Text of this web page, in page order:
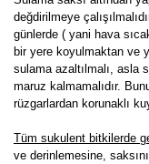
değdirilmeye
günlerde ( yani hava
bir yere koyulmaktan ve
sulama azaltılmalı, asla
maruz kalmamalıdır.
rüzgarlardan korunaklı
Tüm sukulent bitkilerde
ve derinlemesine,